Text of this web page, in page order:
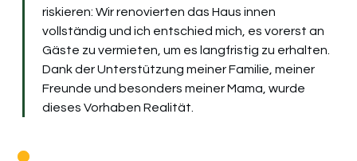
riskieren: Wir renovierten das Haus innen
vollständig und ich entschied mich, es vorerst an
Gäste zu vermieten, um es langfristig zu erhalten.
Dank der Unterstützung meiner Familie, meiner
Freunde und besonders meiner Mama, wurde
dieses Vorhaben Realität.